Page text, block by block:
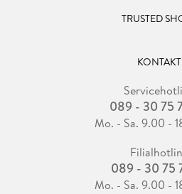
TRUSTED
KONTAKT
089 - 30 75
Mo. - Sa. 9.00 -
089 - 30 75
Mo. - Sa. 9.00 -